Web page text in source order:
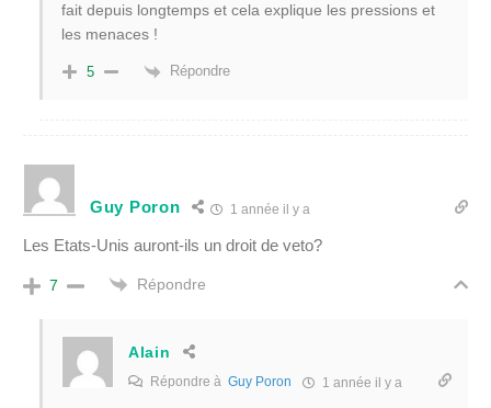
fait depuis longtemps et cela explique les pressions et
les menaces !
5 Répondre
Guy Poron 1 année il y a
Les Etats-Unis auront-ils un droit de veto?
7 Répondre
Alain
Répondre à Guy Poron 1 année il y a